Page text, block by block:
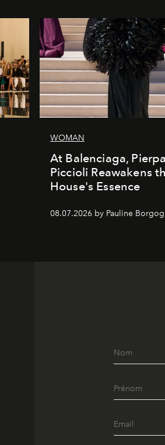
WOMAN
At Balenciaga,
Piccioli Reawakens
House's Essence
08.07.2026 by Pauline